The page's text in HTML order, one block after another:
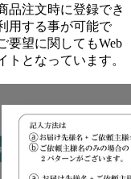
品注文時に登録でき
用する事が可能で
要望に関してもWeb
トとなっています。